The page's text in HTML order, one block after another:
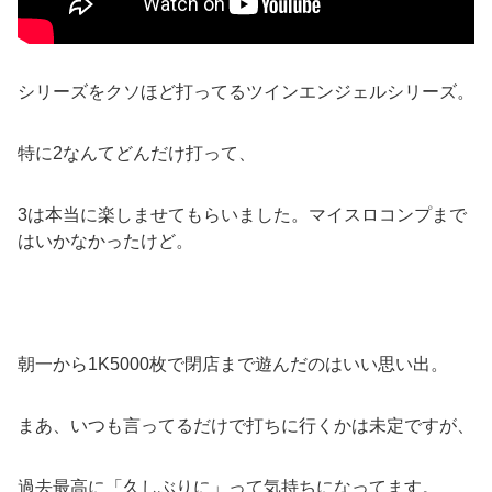
シリーズをクソほど打ってるツインエンジェルシリーズ。
特に2なんてどんだけ打って、
3は本当に楽しませてもらいました。マイスロコンプまで
はいかなかったけど。
朝一から1K5000枚で閉店まで遊んだのはいい思い出。
まあ、いつも言ってるだけで打ちに行くかは未定ですが、
過去最高に「久しぶりに」って気持ちになってます。